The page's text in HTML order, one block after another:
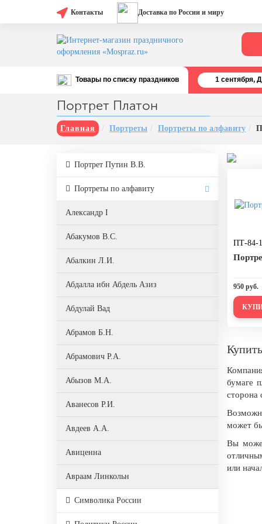
Контакты Доставка по России и миру
Товары по списку праздников
День строителя (второе воскресенье
августа)
22 августа, День Государственного
борьбе с терроризмом
сентября)
День нефтяника (первое воскресенье
8 сентября, День танкиста (второе
пожилых людей
25 октября, День Таможенника
4 ноября, День народного единства
1 cентября,
Портрет Платон
Главная Портреты Портреты по алфавиту
Портрет Путин В.В.
Портреты по алфавиту
Александр I
Абакумов В.С.
Абалкин Л.И.
Абдалла ибн Абдель Азиз
Абдулай Вад
Абрамов Б.Н.
Абрамович Р.А.
Абызов М.А.
Аванесов Р.И.
Авдеев А.А.
Авиценна
Авраам Линкольн
Адам Смит
Символика России
ПТ-84-1
950 руб.
бумаге
сторона
может
Вы
или